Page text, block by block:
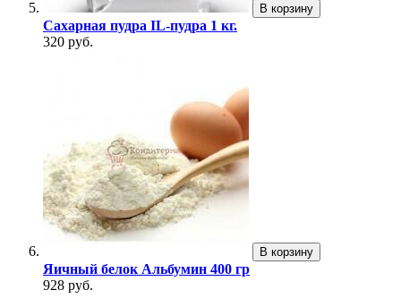
В корзину
Сахарная пудра IL-пудра 1 кг.
320 руб.
В корзину
Яичный белок Альбумин 400 гр
928 руб.